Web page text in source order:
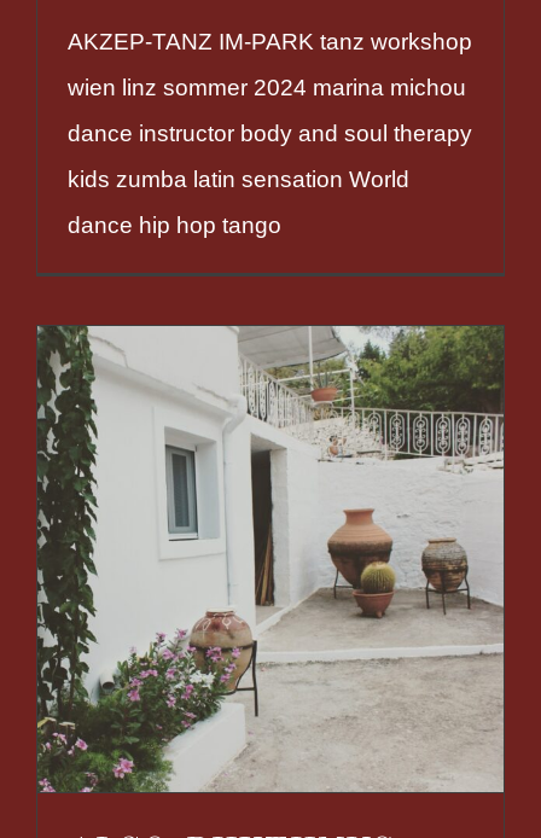
AKZEP-TANZ IM-PARK tanz workshop
wien linz sommer 2024 marina michou
dance instructor body and soul therapy
kids zumba latin sensation World
dance hip hop tango